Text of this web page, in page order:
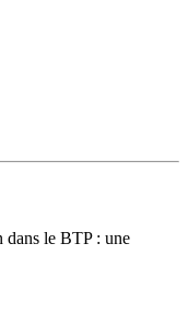
dans le BTP : une